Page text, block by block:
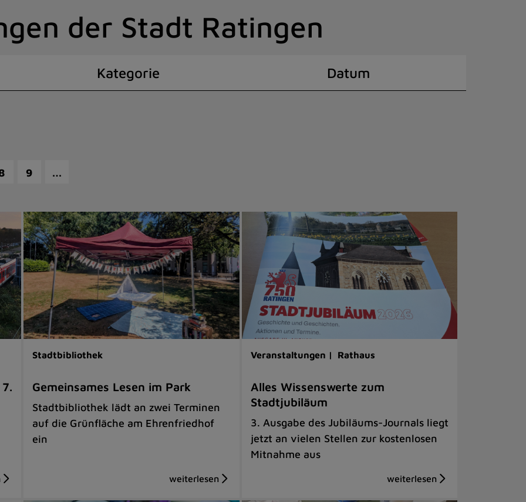
der Stadt Ratingen
Kategorie Datum
9 …
Stadtbibliothek
Gemeinsames Lesen im Park
Stadtbibliothek lädt an zwei Terminen
auf die Grünfläche am Ehrenfriedhof
ein
Veranstaltungen | Rathaus
Alles Wissenswerte zum
Stadtjubiläum
3. Ausgabe des Jubiläums-Journals liegt
jetzt an vielen Stellen zur kostenlosen
Mitnahme aus